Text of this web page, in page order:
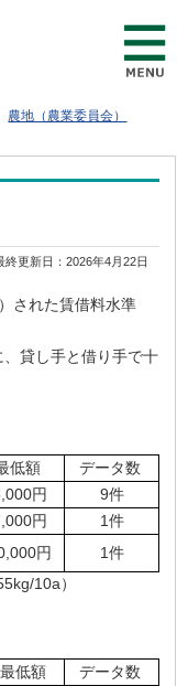
農地（農業委員会）
終更新日：2026年4月22日
された賃借料水準
貸し手と借り手で十
低額
データ数
円
9件
円
1件
円
1件
10a）
最低額
データ数